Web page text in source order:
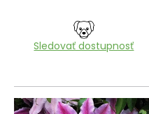
Sledovať dostupnosť